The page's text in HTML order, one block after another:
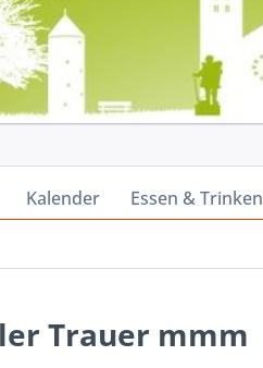
Kalender Essen & Trinken
Trauer mmm